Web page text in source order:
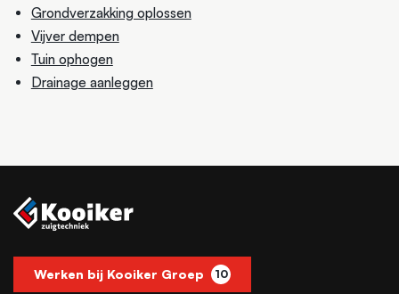
Grondverzakking oplossen
Vijver dempen
Tuin ophogen
Drainage aanleggen
Werken bij Kooiker Groep 10